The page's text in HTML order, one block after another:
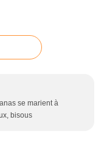
se marient à
bisous